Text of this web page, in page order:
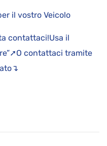
il vostro Veicolo
contattaci!Usa il
contattaci tramite